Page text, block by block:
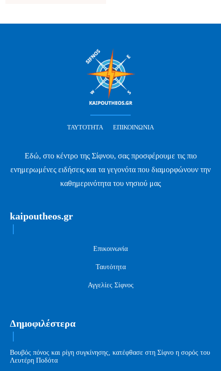
ΤΑΥΤΌΤΗΤΑ ΕΠΙΚΟΙΝΩΝΊΑ
Εδώ, στο κέντρο της Σίφνου, σας προσφέρουμε τις πιο
ενημερωμένες ειδήσεις και τα γεγονότα που διαμορφώνουν την
καθημερινότητα του νησιού μας
kaipoutheos.gr
Επικοινωνία
Ταυτότητα
Αγγελίες Σίφνος
Δημοφιλέστερα
Βουβός πόνος και ρίγη συγκίνησης, κατέφθασε στη Σίφνο η σορός του
Λευτέρη Ποδότα